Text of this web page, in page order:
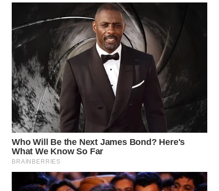
WAHANA
WAHANA
UMKM
WAHANA
SELEB
WAHANA
PERSONA
WAHANA
OTOMOTIF